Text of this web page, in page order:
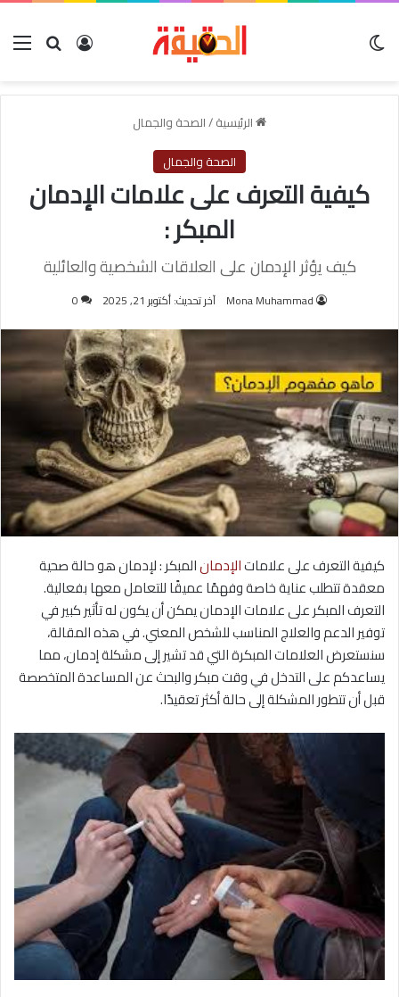
بحث عنتسجيل
الرئيسية/الصحة والجمال
الصحة والجمال
كيفية التعرف على علامات الإدمان
المبكر :
كيف يؤثر الإدمان على العلاقات الشخصية والعائلية
Mona Muhammad آخر تحديث: أكتوبر 21, 2025 0
كيفية التعرف على علاماتالإدمانالمبكر : لإدمان هو حالة صحية
معقدة تتطلب عناية خاصة وفهمًا عميقًا للتعامل معها بفعالية.
التعرف المبكر على علامات الإدمان يمكن أن يكون له تأثير كبير في
توفير الدعم والعلاج المناسب للشخص المعني. في هذه المقالة،
سنستعرض العلامات المبكرة التي قد تشير إلى مشكلة إدمان، مما
يساعدكم على التدخل في وقت مبكر والبحث عن المساعدة المتخصصة
قبل أن تتطور المشكلة إلى حالة أكثر تعقيدًا.